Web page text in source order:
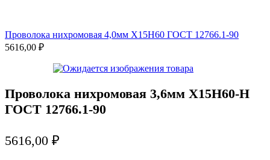
Проволока нихромовая 4,0мм Х15Н60 ГОСТ 12766.1-90
5616,00 ₽
Проволока нихромовая 3,6мм Х15Н60-Н
ГОСТ 12766.1-90
5616,00 ₽